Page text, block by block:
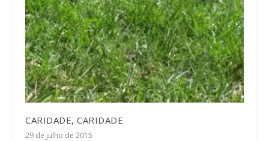
CARIDADE, CARIDADE
29 de julho de 2015